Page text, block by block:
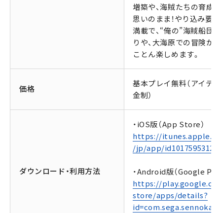
増築や、海賊たちの育成
思いのまま！やり込み要
満載で、“俺の”海賊船団作
りや、大海原での冒険が
ことん楽しめます。
価格
基本プレイ無料（アイテ
金制）
ダウンロード・利用方法
・iOS版（App Store）
https://
/jp/app/id1017595312
・Android版（Google
https://
store/apps/details?